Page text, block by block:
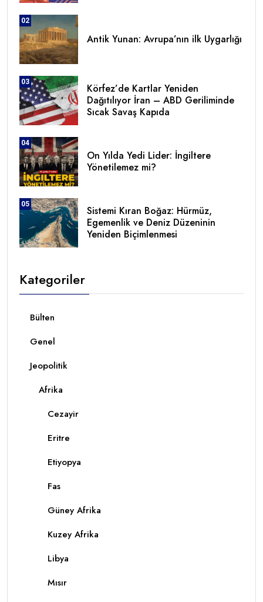
02
Antik Yunan: Avrupa’nın ilk Uygarlığı
03
Körfez’de Kartlar Yeniden
Dağıtılıyor İran – ABD Geriliminde
Sıcak Savaş Kapıda
04
On Yılda Yedi Lider: İngiltere
Yönetilemez mi?
05
Sistemi Kıran Boğaz: Hürmüz,
Egemenlik ve Deniz Düzeninin
Yeniden Biçimlenmesi
Kategoriler
Bülten
Genel
Jeopolitik
Afrika
Cezayir
Eritre
Etiyopya
Fas
Güney Afrika
Kuzey Afrika
Libya
Mısır